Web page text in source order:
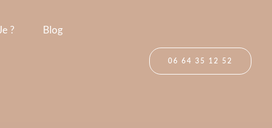
? Blog
06 64 35 12 52